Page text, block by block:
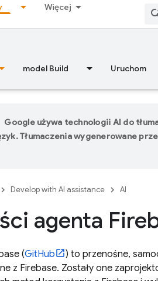
Więcej
model Build Uruchom
Google używa technologii AI do
Tłumaczenia wygenerowane
Develop with AI assistance AI
agenta
(GitHub
) to przenośne,
z Firebase. Zostały one